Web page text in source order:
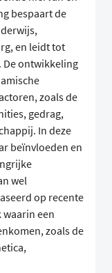
bespaart de
en leidt tot
De ontwikkeling
zoals de
gedrag,
In deze
beïnvloeden en
wel
op recente
een
zoals de